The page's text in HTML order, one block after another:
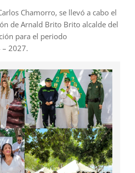
Chamorro, se llevó a cabo el
de Arnald Brito Brito alcalde del
para el periodo
2027.